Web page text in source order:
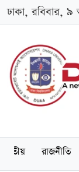
ঢাকা, রবিবার,
জাতীয় রাজনীতি